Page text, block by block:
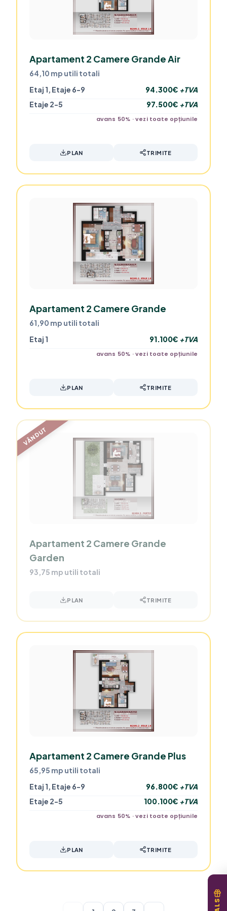
Apartament 2 Camere Grande Air
64,10 mp utili totali
Etaj 1, Etaje 6-9
94.300€ +TVA
Etaje 2-5
97.500€ +TVA
avans 50% · vezi toate opțiunile
PLAN TRIMITE
Apartament 2 Camere Grande
61,90 mp utili totali
Etaj 1
91.100€ +TVA
avans 50% · vezi toate opțiunile
PLAN TRIMITE
VÂNDUT
Apartament 2 Camere Grande
Garden
93,75 mp utili totali
PLAN TRIMITE
Apartament 2 Camere Grande Plus
65,95 mp utili totali
Etaj 1, Etaje 6-9
96.800€ +TVA
Etaje 2-5
100.100€ +TVA
avans 50% · vezi toate opțiunile
PLAN TRIMITE